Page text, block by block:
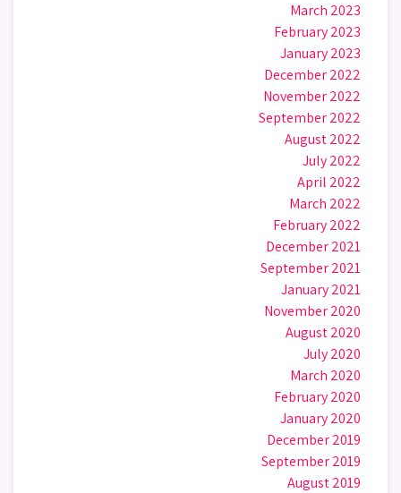
March 2023
February 2023
January 2023
December 2022
November 2022
September 2022
August 2022
July 2022
April 2022
March 2022
February 2022
December 2021
September 2021
January 2021
November 2020
August 2020
July 2020
March 2020
February 2020
January 2020
December 2019
September 2019
August 2019